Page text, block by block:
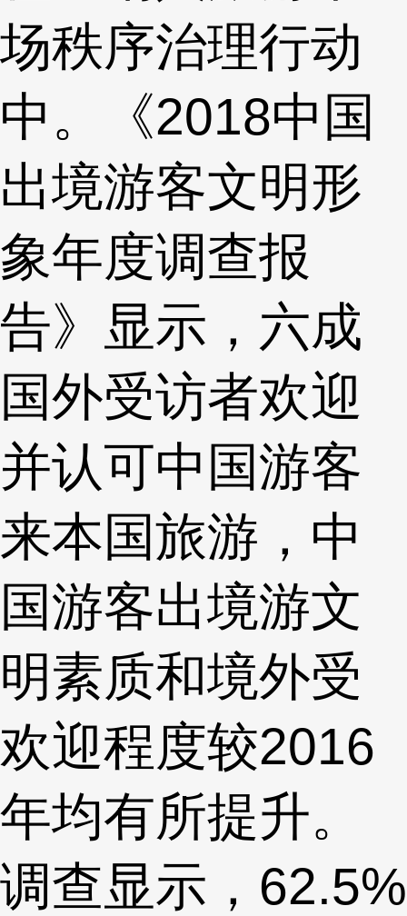
场秩序治理行动
中。《2018中国
出境游客文明形
象年度调查报
告》显示，六成
国外受访者欢迎
并认可中国游客
来本国旅游，中
国游客出境游文
明素质和境外受
欢迎程度较2016
年均有所提升。
调查显示，62.5%